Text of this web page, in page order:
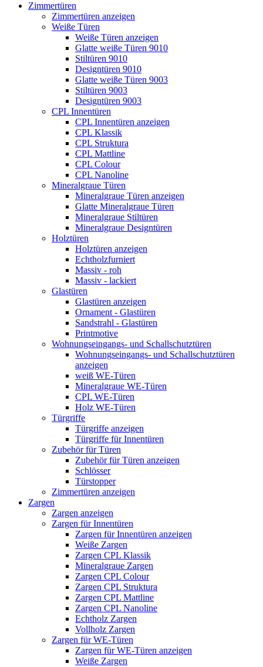
Zimmertüren
Zimmertüren anzeigen
Weiße Türen
Weiße Türen anzeigen
Glatte weiße Türen 9010
Stiltüren 9010
Designtüren 9010
Glatte weiße Türen 9003
Stiltüren 9003
Designtüren 9003
CPL Innentüren
CPL Innentüren anzeigen
CPL Klassik
CPL Struktura
CPL Mattline
CPL Colour
CPL Nanoline
Mineralgraue Türen
Mineralgraue Türen anzeigen
Glatte Mineralgraue Türen
Mineralgraue Stiltüren
Mineralgraue Designtüren
Holztüren
Holztüren anzeigen
Echtholzfurniert
Massiv - roh
Massiv - lackiert
Glastüren
Glastüren anzeigen
Ornament - Glastüren
Sandstrahl - Glastüren
Printmotive
Wohnungseingangs- und Schallschutztüren
Wohnungseingangs- und Schallschutztüren
anzeigen
weiß WE-Türen
Mineralgraue WE-Türen
CPL WE-Türen
Holz WE-Türen
Türgriffe
Türgriffe anzeigen
Türgriffe für Innentüren
Zubehör für Türen
Zubehör für Türen anzeigen
Schlösser
Türstopper
Zimmertüren anzeigen
Zargen
Zargen anzeigen
Zargen für Innentüren
Zargen für Innentüren anzeigen
Weiße Zargen
Zargen CPL Klassik
Mineralgraue Zargen
Zargen CPL Colour
Zargen CPL Struktura
Zargen CPL Mattline
Zargen CPL Nanoline
Echtholz Zargen
Vollholz Zargen
Zargen für WE-Türen
Zargen für WE-Türen anzeigen
Weiße Zargen